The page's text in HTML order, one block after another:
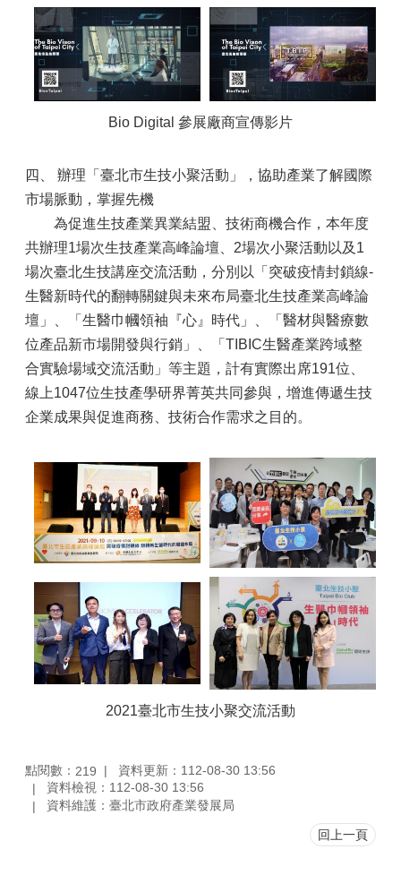
Bio Digital 參展廠商宣傳影片
四、 辦理「臺北市生技小聚活動」，協助產業了解國際
市場脈動，掌握先機
為促進生技產業異業結盟、技術商機合作，本年度
共辦理1場次生技產業高峰論壇、2場次小聚活動以及1
場次臺北生技講座交流活動，分別以「突破疫情封鎖線-
生醫新時代的翻轉關鍵與未來布局臺北生技產業高峰論
壇」、「生醫巾幗領袖『心』時代」、「醫材與醫療數
位產品新市場開發與行銷」、「TIBIC生醫產業跨域整
合實驗場域交流活動」等主題，計有實際出席191位、
線上1047位生技產學研界菁英共同參與，增進傳遞生技
企業成果與促進商務、技術合作需求之目的。
2021臺北市生技小聚交流活動
點閱數： 219
資料更新：112-08-30 13:56
資料檢視：112-08-30 13:56
資料維護：臺北市政府產業發展局
回上一頁